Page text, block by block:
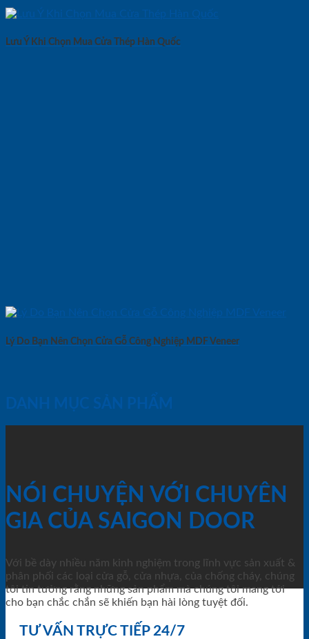
Lưu Ý Khi Chọn Mua Cửa Thép Hàn Quốc
Lý Do Bạn Nên Chọn Cửa Gỗ Công Nghiệp MDF Veneer
DANH MỤC SẢN PHẨM
NÓI CHUYỆN VỚI CHUYÊN
GIA CỦA SAIGON DOOR
Với bề dày nhiều năm kinh nghiệm trong lĩnh vực sản xuất &
phân phối các loại cửa gỗ, cửa nhựa, của chống cháy, chúng
tôi tin tưởng rằng những sản phẩm mà chúng tôi mang tới
cho bạn chắc chắn sẽ khiến bạn hài lòng tuyệt đối.
TƯ VẤN TRỰC TIẾP 24/7